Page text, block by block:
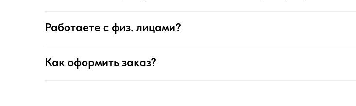
Работаете с физ. лицами?
Как оформить заказ?